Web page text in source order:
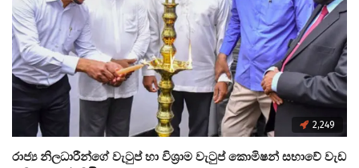
2,249
රාජ්‍ය නිලධාරීන්ගේ වැටුප් හා විශ්‍රාම වැටුප් කොමිෂන් සභාවේ වැඩ